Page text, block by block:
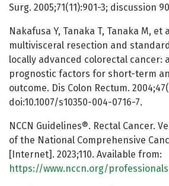
Surg. 2005;71(11):901-3; discussion
Nakafusa Y, Tanaka T, Tanaka M, et
multivisceral resection and
locally advanced colorectal cancer:
prognostic factors for short-term
outcome. Dis Colon Rectum.
doi:10.1007/s10350-004-0716-7.
NCCN Guidelines®. Rectal Cancer.
of the National Comprehensive
[Internet]. 2023;110. Available from:
https://www.nccn.org/professionals/